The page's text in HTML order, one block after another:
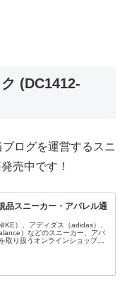
(DC1412-
ログを運営するスニ
売中です！
品スニーカー・アパレル通
）、アディダス（adidas）、
）などのスニーカー、アパ
取り扱うオンラインショップで